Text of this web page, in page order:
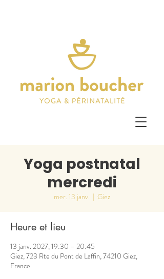
Yoga postnatal
mercredi
mer. 13 janv.
  |
Giez
Heure et lieu
13 janv. 2027, 19:30 – 20:45
Giez, 723 Rte du Pont de Laffin, 74210 Giez,
France